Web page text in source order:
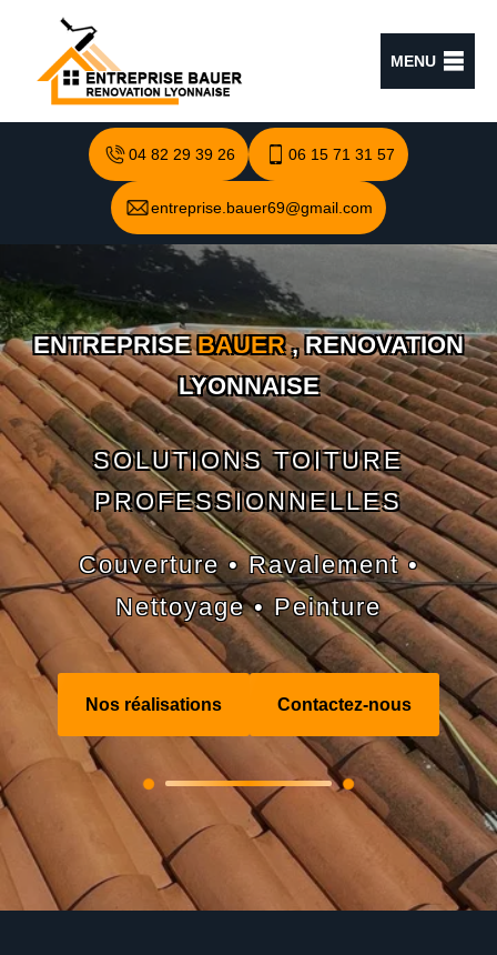
MENU
04 82 29 39 26 06 15 71 31 57
entreprise.bauer69@gmail.com
ENTREPRISEBAUER, RENOVATION
LYONNAISE
SOLUTIONS TOITURE
PROFESSIONNELLES
Couverture • Ravalement •
Nettoyage • Peinture
Nos réalisations Contactez-nous